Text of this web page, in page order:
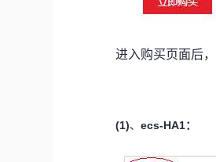
进入购买页面后
(1)、ecs-HA1：